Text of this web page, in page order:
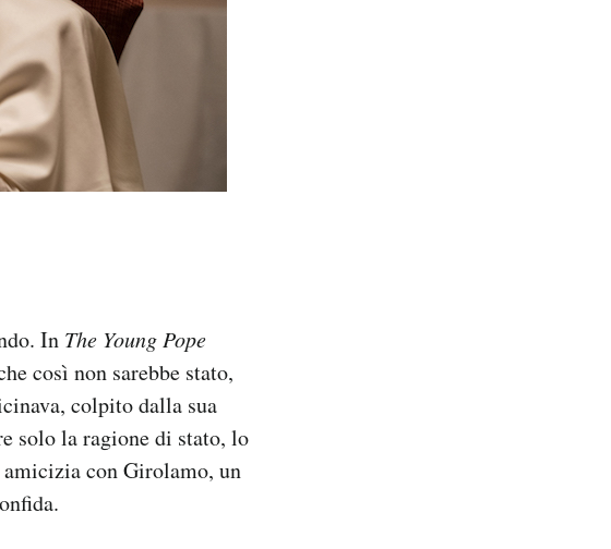
In The Young Pope
così non sarebbe stato,
colpito dalla sua
solo la ragione di stato, lo
con Girolamo, un